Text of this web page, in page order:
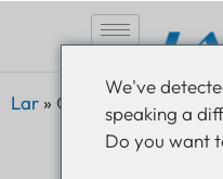
o
Lar » Garantia
We've
speaking a
Do you want